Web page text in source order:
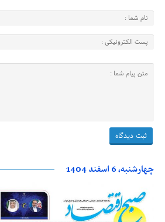
چهارشنبه، 6 اسفند 1404